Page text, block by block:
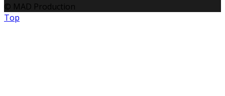
© MAD Production
Top